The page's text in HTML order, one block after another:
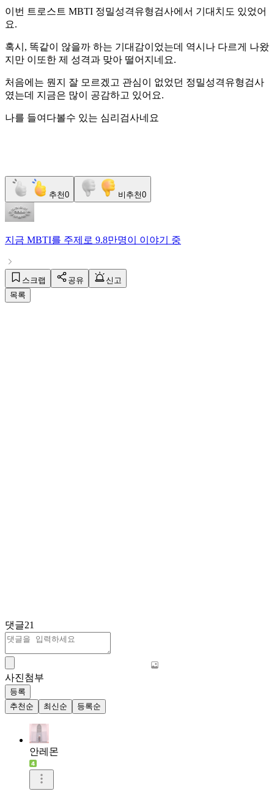
이번 트로스트 MBTI 정밀성격유형검사에서 기대치도 있었어
요.
혹시, 똑같이 않을까 하는 기대감이었는데 역시나 다르게 나왔
지만 이또한 제 성격과 맞아 떨어지네요.
처음에는 뭔지 잘 모르겠고 관심이 없었던 정밀성격유형검사
였는데 지금은 많이 공감하고 있어요.
나를 들여다볼수 있는 심리검사네요
추천0 비추천0
지금 MBTI를 주제로 9.8만명이 이야기 중
스크랩 공유
신고
목록
댓글21
사진첨부
등록
추천순
최신순 등록순
안레몬